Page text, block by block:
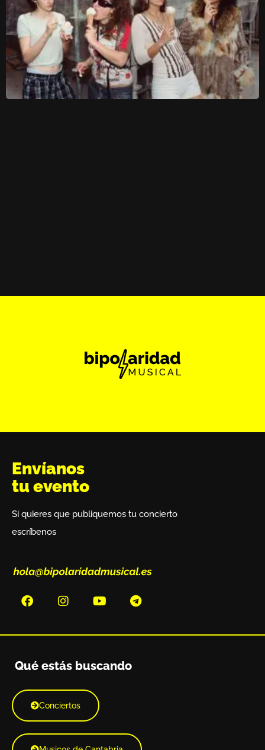
Envíanos
tu evento
Si quieres que publiquemos tu concierto
escríbenos
Qué estás buscando
Conciertos